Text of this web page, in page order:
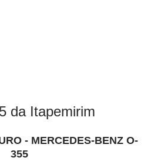
da Itapemirim
- MERCEDES-BENZ O-
355